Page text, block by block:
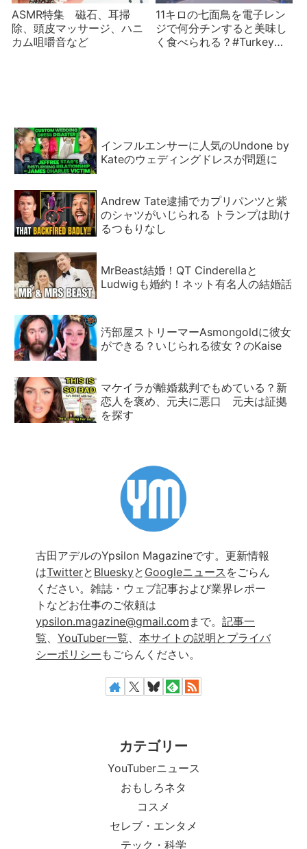
ASMR特集 磁石、耳掃
除、頭皮マッサージ、ハニ
カム咀嚼音など
11キロの七面鳥を電子レン
ジで何分チンすると美味し
く食べられる？#Turkey
インフルエンサーに人気のUndone by
Kateのウェディングドレスが問題に
Andrew Tate逮捕でカプリパンツと紫
のシャツがいじられる トランプは助け
るつもりなし
MrBeast結婚！QT Cinderellaと
Ludwigも婚約！ネット有名人の結婚話
汚部屋ストリーマーAsmongoldに彼女
ができる？いじられる彼女？のKaise
マケイラが離婚裁判でもめている？新
恋人を褒め、元夫に悪口 元夫は証拠
を探す
古田アデルのYpsilon Magazineです。更新情報
はTwitterと Blueskyと Googleニュース をごらん
ください。雑誌・ウェブ記事および業界レポー
トなどお仕事のご依頼は
ypsilon.magazine@gmail.com まで。 記事一
覧
YouTuber一覧
本サイトの説明とプライバ
シーポリシー もごらんください。
カテゴリー
YouTuberニュース
おもしろネタ
コスメ
セレブ・エンタメ
テック・科学